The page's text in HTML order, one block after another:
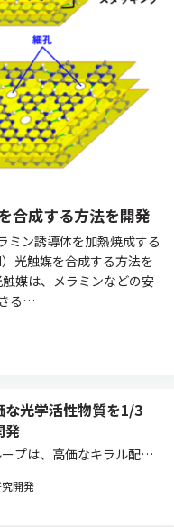
合成する方法を開発
ミン誘導体を加熱焼成する
光触媒を合成する方法を
媒は、メラミンなどの安
る…
光学活性物質を1/3
発
プは、高価なキラル配位
光触媒の開発に成功した
金属光触媒は、非金属光
開発